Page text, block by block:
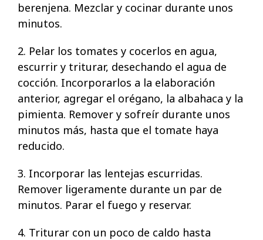
berenjena. Mezclar y cocinar durante unos
minutos.
2. Pelar los tomates y cocerlos en agua,
escurrir y triturar, desechando el agua de
cocción. Incorporarlos a la elaboración
anterior, agregar el orégano, la albahaca y la
pimienta. Remover y sofreír durante unos
minutos más, hasta que el tomate haya
reducido.
3. Incorporar las lentejas escurridas.
Remover ligeramente durante un par de
minutos. Parar el fuego y reservar.
4. Triturar con un poco de caldo hasta